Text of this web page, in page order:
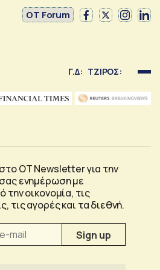
OT Forum
Γ.Δ: ΤΖΙΡΟΣ:
OT Newsletter για την
ενημέρωση με
την οικονομία, τις
τις αγορές και τα διεθνή.